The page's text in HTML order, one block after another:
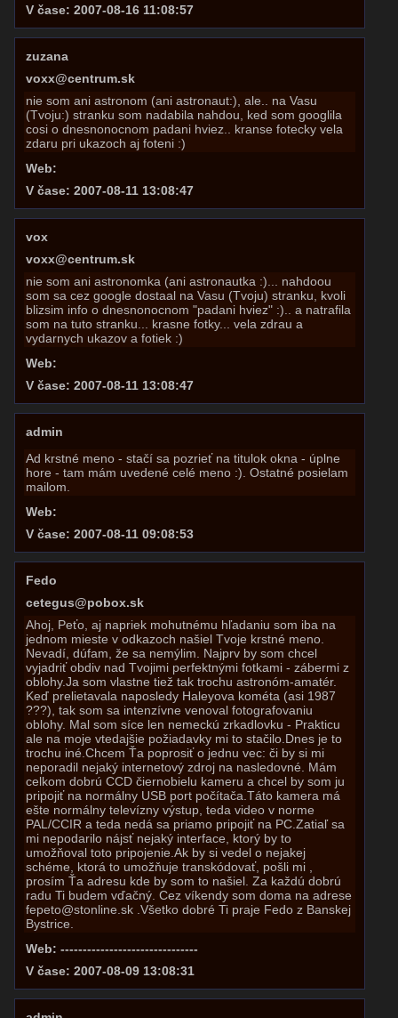
V čase: 2007-08-16 11:08:57
zuzana
voxx@centrum.sk
nie som ani astronom (ani astronaut:), ale.. na Vasu
(Tvoju:) stranku som nadabila nahdou, ked som googlila
cosi o dnesnonocnom padani hviez.. kranse fotecky vela
zdaru pri ukazoch aj foteni :)
Web:
V čase: 2007-08-11 13:08:47
vox
voxx@centrum.sk
nie som ani astronomka (ani astronautka :)... nahdoou
som sa cez google dostaal na Vasu (Tvoju) stranku, kvoli
blizsim info o dnesnonocnom "padani hviez" :).. a natrafila
som na tuto stranku... krasne fotky... vela zdrau a
vydarnych ukazov a fotiek :)
Web:
V čase: 2007-08-11 13:08:47
admin
Ad krstné meno - stačí sa pozrieť na titulok okna - úplne
hore - tam mám uvedené celé meno :). Ostatné posielam
mailom.
Web:
V čase: 2007-08-11 09:08:53
Fedo
cetegus@pobox.sk
Ahoj, Peťo, aj napriek mohutnému hľadaniu som iba na
jednom mieste v odkazoch našiel Tvoje krstné meno.
Nevadí, dúfam, že sa nemýlim. Najprv by som chcel
vyjadriť obdiv nad Tvojimi perfektnými fotkami - zábermi z
oblohy.Ja som vlastne tiež tak trochu astronóm-amatér.
Keď prelietavala naposledy Haleyova kométa (asi 1987
???), tak som sa intenzívne venoval fotografovaniu
oblohy. Mal som síce len nemeckú zrkadlovku - Prakticu
ale na moje vtedajšie požiadavky mi to stačilo.Dnes je to
trochu iné.Chcem Ťa poprosiť o jednu vec: či by si mi
neporadil nejaký internetový zdroj na nasledovné. Mám
celkom dobrú CCD čiernobielu kameru a chcel by som ju
pripojiť na normálny USB port počítača.Táto kamera má
ešte normálny televízny výstup, teda video v norme
PAL/CCIR a teda nedá sa priamo pripojiť na PC.Zatiaľ sa
mi nepodarilo nájsť nejaký interface, ktorý by to
umožňoval toto pripojenie.Ak by si vedel o nejakej
schéme, ktorá to umožňuje transkódovať, pošli mi ,
prosím Ťa adresu kde by som to našiel. Za každú dobrú
radu Ti budem vďačný. Cez víkendy som doma na adrese
fepeto@stonline.sk .Všetko dobré Ti praje Fedo z Banskej
Bystrice.
Web: -------------------------------
V čase: 2007-08-09 13:08:31